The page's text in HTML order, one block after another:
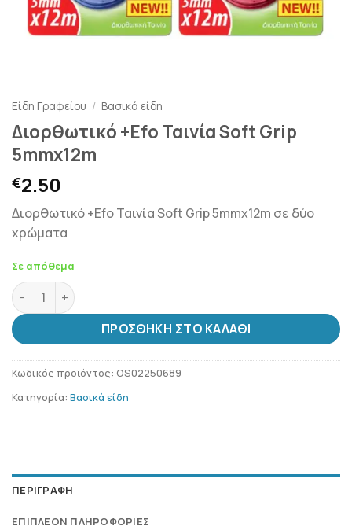
Είδη Γραφείου / Βασικά είδη
Διορθωτικό +Efo Ταινία Soft Grip
5mmx12m
€2.50
Διορθωτικό +Efo Ταινία Soft Grip 5mmx12m σε δύο
χρώματα
Σε απόθεμα
Διορθωτικό +Efo Ταινία Soft Grip 5mmx12m ποσότητα
ΠΡΟΣΘΉΚΗ ΣΤΟ ΚΑΛΆΘΙ
Κωδικός προϊόντος: OS02250689
Κατηγορία: Βασικά είδη
ΠΕΡΙΓΡΑΦΉ
ΕΠΙΠΛΈΟΝ ΠΛΗΡΟΦΟΡΊΕΣ